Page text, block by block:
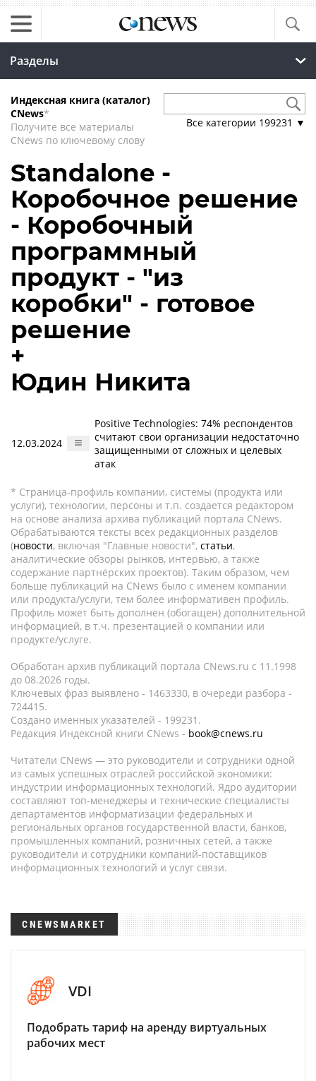
Разделы
Индексная книга (каталог)
CNews*
Получите все материалы
CNews по ключевому слову
Все категории 199231 ▼
Standalone -
Коробочное решение
- Коробочный
программный
продукт - "из
коробки" - готовое
решение
+
Юдин Никита
12.03.2024
Positive Technologies: 74% респондентов
считают свои организации недостаточно
защищенными от сложных и целевых
атак
* Страница-профиль компании, системы (продукта или
услуги), технологии, персоны и т.п. создается редактором
на основе анализа архива публикаций портала CNews.
Обрабатываются тексты всех редакционных разделов
(новости, включая "Главные новости", статьи,
аналитические обзоры рынков, интервью, а также
содержание партнёрских проектов). Таким образом, чем
больше публикаций на CNews было с именем компании
или продукта/услуги, тем более информативен профиль.
Профиль может быть дополнен (обогащен) дополнительной
информацией, в т.ч. презентацией о компании или
продукте/услуге.
Обработан архив публикаций портала CNews.ru c 11.1998
до 08.2026 годы.
Ключевых фраз выявлено - 1463330, в очереди разбора -
724415.
Создано именных указателей - 199231.
Редакция Индексной книги CNews - book@cnews.ru
Читатели CNews — это руководители и сотрудники одной
из самых успешных отраслей российской экономики:
индустрии информационных технологий. Ядро аудитории
составляют топ-менеджеры и технические специалисты
департаментов информатизации федеральных и
региональных органов государственной власти, банков,
промышленных компаний, розничных сетей, а также
руководители и сотрудники компаний-поставщиков
информационных технологий и услуг связи.
CNEWSMARKET
VDI
Подобрать тариф на аренду виртуальных
рабочих мест